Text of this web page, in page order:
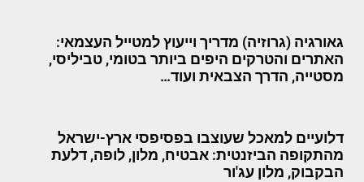
גאורגיה (גרוזיה) מדריך וייעוץ למטייל העצמאי:
האתרים והטרקים היפים ביותר בטומי, טביליסי,
מסטייה, הדרך הצבאית ועוד…
דלועיים למאכל שעוצבו בפסיפסי ארץ-ישראל
מהתקופה הביזנטית: אבטיח, מלון, לופה, דלעת
הבקבוק, מלון עג'ור